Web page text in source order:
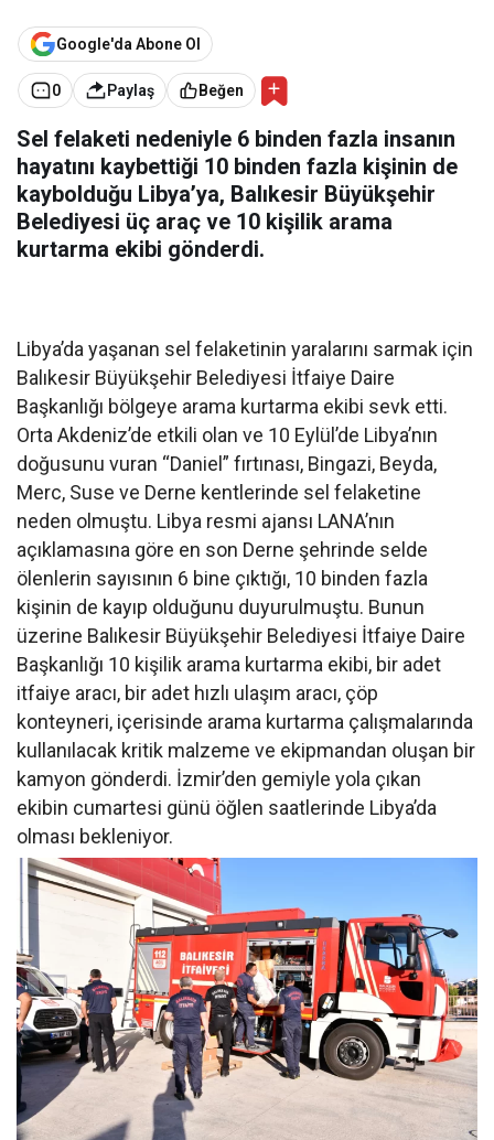
Google'da Abone Ol
0 Paylaş Beğen
Sel felaketi nedeniyle 6 binden fazla insanın
hayatını kaybettiği 10 binden fazla kişinin de
kaybolduğu Libya’ya, Balıkesir Büyükşehir
Belediyesi üç araç ve 10 kişilik arama
kurtarma ekibi gönderdi.
Libya’da yaşanan sel felaketinin yaralarını sarmak için
Balıkesir Büyükşehir Belediyesi İtfaiye Daire
Başkanlığı bölgeye arama kurtarma ekibi sevk etti.
Orta Akdeniz’de etkili olan ve 10 Eylül’de Libya’nın
doğusunu vuran “Daniel” fırtınası, Bingazi, Beyda,
Merc, Suse ve Derne kentlerinde sel felaketine
neden olmuştu. Libya resmi ajansı LANA’nın
açıklamasına göre en son Derne şehrinde selde
ölenlerin sayısının 6 bine çıktığı, 10 binden fazla
kişinin de kayıp olduğunu duyurulmuştu. Bunun
üzerine Balıkesir Büyükşehir Belediyesi İtfaiye Daire
Başkanlığı 10 kişilik arama kurtarma ekibi, bir adet
itfaiye aracı, bir adet hızlı ulaşım aracı, çöp
konteyneri, içerisinde arama kurtarma çalışmalarında
kullanılacak kritik malzeme ve ekipmandan oluşan bir
kamyon gönderdi. İzmir’den gemiyle yola çıkan
ekibin cumartesi günü öğlen saatlerinde Libya’da
olması bekleniyor.